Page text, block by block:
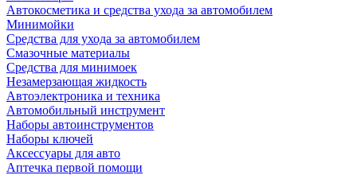
Автокосметика и средства ухода за автомобилем
Минимойки
Средства для ухода за автомобилем
Смазочные материалы
Средства для минимоек
Незамерзающая жидкость
Автоэлектроника и техника
Автомобильный инструмент
Наборы автоинструментов
Наборы ключей
Аксессуары для авто
Аптечка первой помощи